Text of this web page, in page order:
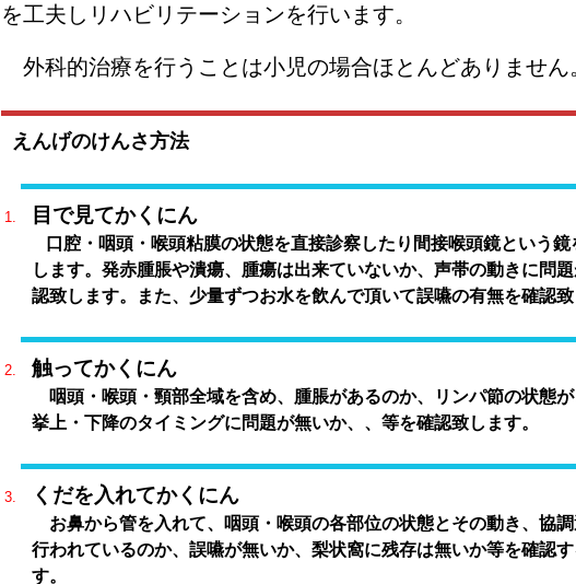
を工夫しリハビリテーションを行います。
外科的治療を行うことは小児の場合ほとんどありません
えんげのけんさ方法
目で見てかくにん
口腔・咽頭・喉頭粘膜の状態を直接診察したり間接喉頭鏡という
します。発赤腫脹や潰瘍、腫瘍は出来ていないか、声帯の動きに問
認致します。また、少量ずつお水を飲んで頂いて誤嚥の有無を確認致
触ってかくにん
咽頭・喉頭・頸部全域を含め、腫脹があるのか、リンパ節の状態
挙上・下降のタイミングに問題が無いか、、等を確認致します。
くだを入れてかくにん
お鼻から管を入れて、咽頭・喉頭の各部位の状態とその動き、協調
行われているのか、誤嚥が無いか、梨状窩に残存は無いか等を確認
す。